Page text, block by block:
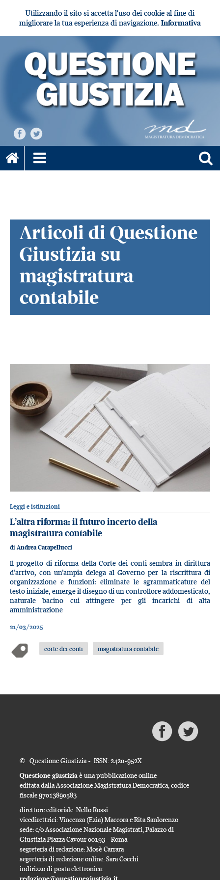
Utilizzando il sito si accetta l'uso dei cookie al fine di
migliorare la tua esperienza di navigazione. Informativa
Articoli di Questione
Giustizia su
magistratura
contabile
Leggi e istituzioni
L’altra riforma: il futuro incerto della
magistratura contabile
di Andrea Carapellucci
Il progetto di riforma della Corte dei conti sembra in dirittura
d’arrivo, con un’ampia delega al Governo per la riscrittura di
organizzazione e funzioni: eliminate le sgrammaticature del
testo iniziale, emerge il disegno di un controllore addomesticato,
naturale bacino cui attingere per gli incarichi di alta
amministrazione
21/03/2025
corte dei conti magistratura contabile
© Questione Giustizia - ISSN: 2420-952X
Questione giustiziaè una pubblicazione online
editata dalla Associazione Magistratura Democratica, codice
fiscale 97013890583
direttore editoriale: Nello Rossi
vicedirettrici: Vincenza (Ezia) Maccora e Rita Sanlorenzo
sede: c/o Associazione Nazionale Magistrati, Palazzo di
Giustizia Piazza Cavour 00193 - Roma
segreteria di redazione: Mosè Carrara
segreteria di redazione online: Sara Cocchi
indirizzo di posta elettronica: